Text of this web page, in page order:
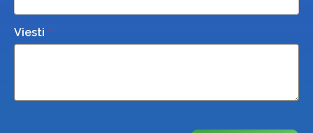
Viesti